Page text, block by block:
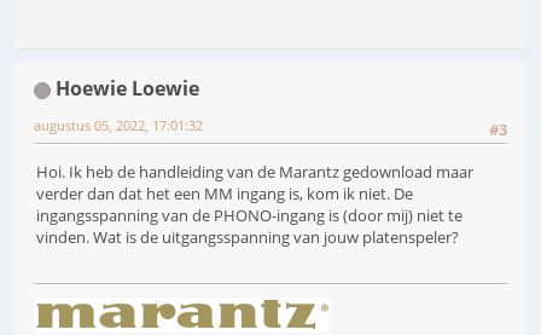
Hoewie Loewie
#3
augustus 05, 2022, 17:01:32
Hoi. Ik heb de handleiding van de Marantz gedownload maar
verder dan dat het een MM ingang is, kom ik niet. De
ingangsspanning van de PHONO-ingang is (door mij) niet te
vinden. Wat is de uitgangsspanning van jouw platenspeler?